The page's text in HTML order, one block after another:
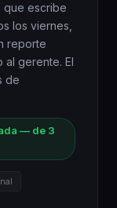
que escribe
los viernes,
reporte
al gerente. El
de
— de 3